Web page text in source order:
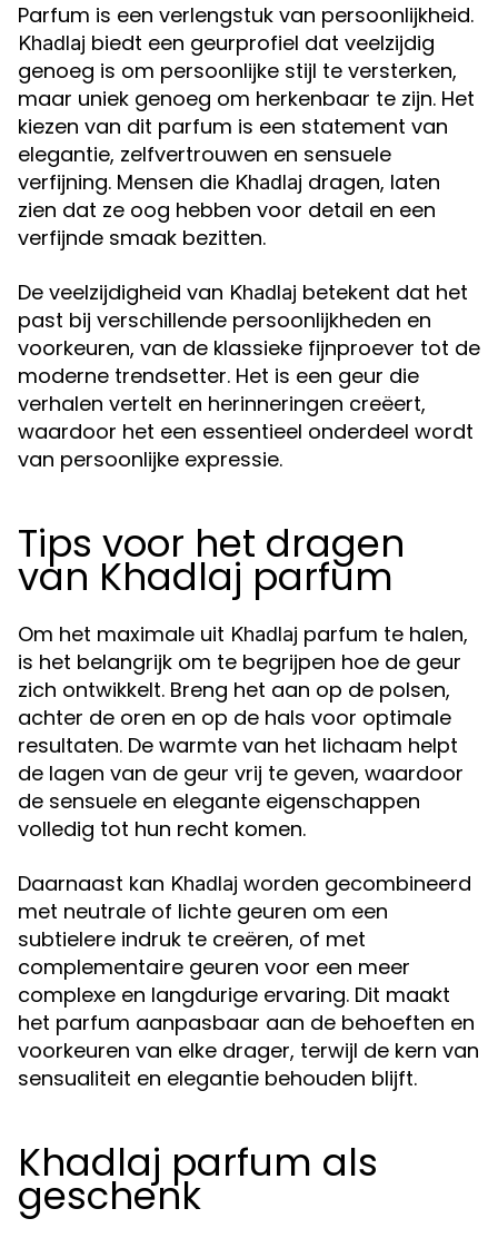
Parfum is een verlengstuk van persoonlijkheid.
Khadlaj biedt een geurprofiel dat veelzijdig
genoeg is om persoonlijke stijl te versterken,
maar uniek genoeg om herkenbaar te zijn. Het
kiezen van dit parfum is een statement van
elegantie, zelfvertrouwen en sensuele
verfijning. Mensen die Khadlaj dragen, laten
zien dat ze oog hebben voor detail en een
verfijnde smaak bezitten.
De veelzijdigheid van Khadlaj betekent dat het
past bij verschillende persoonlijkheden en
voorkeuren, van de klassieke fijnproever tot de
moderne trendsetter. Het is een geur die
verhalen vertelt en herinneringen creëert,
waardoor het een essentieel onderdeel wordt
van persoonlijke expressie.
Tips voor het dragen
van Khadlaj parfum
Om het maximale uit Khadlaj parfum te halen,
is het belangrijk om te begrijpen hoe de geur
zich ontwikkelt. Breng het aan op de polsen,
achter de oren en op de hals voor optimale
resultaten. De warmte van het lichaam helpt
de lagen van de geur vrij te geven, waardoor
de sensuele en elegante eigenschappen
volledig tot hun recht komen.
Daarnaast kan Khadlaj worden gecombineerd
met neutrale of lichte geuren om een
subtielere indruk te creëren, of met
complementaire geuren voor een meer
complexe en langdurige ervaring. Dit maakt
het parfum aanpasbaar aan de behoeften en
voorkeuren van elke drager, terwijl de kern van
sensualiteit en elegantie behouden blijft.
Khadlaj parfum als
geschenk